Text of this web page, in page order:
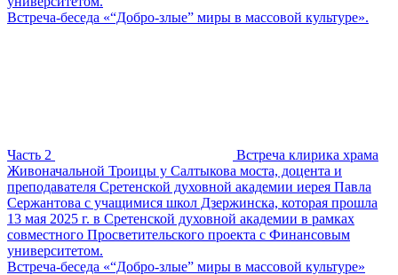
Встреча-беседа «“Добро-злые” миры в массовой культуре».
Часть 2
Встреча клирика храма
Живоначальной Троицы у Салтыкова моста, доцента и
преподавателя Сретенской духовной академии иерея Павла
Сержантова с учащимися школ Дзержинска, которая прошла
13 мая 2025 г. в Сретенской духовной академии в рамках
совместного Просветительского проекта с Финансовым
университетом.
Встреча-беседа «“Добро-злые” миры в массовой культуре»